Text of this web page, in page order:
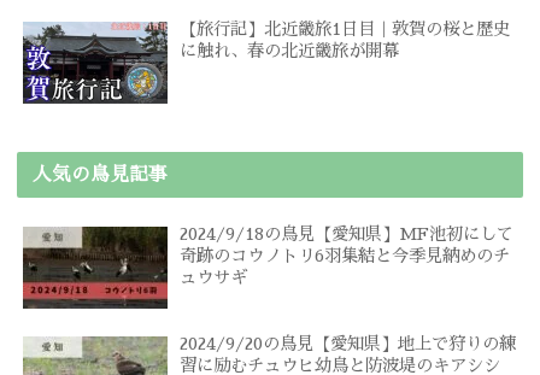
【旅行記】北近畿旅1日目｜敦賀の桜と歴史
に触れ、春の北近畿旅が開幕
人気の鳥見記事
2024/9/18の鳥見【愛知県】MF池初にして
奇跡のコウノトリ6羽集結と今季見納めのチ
ュウサギ
2024/9/20の鳥見【愛知県】地上で狩りの練
習に励むチュウヒ幼鳥と防波堤のキアシシ